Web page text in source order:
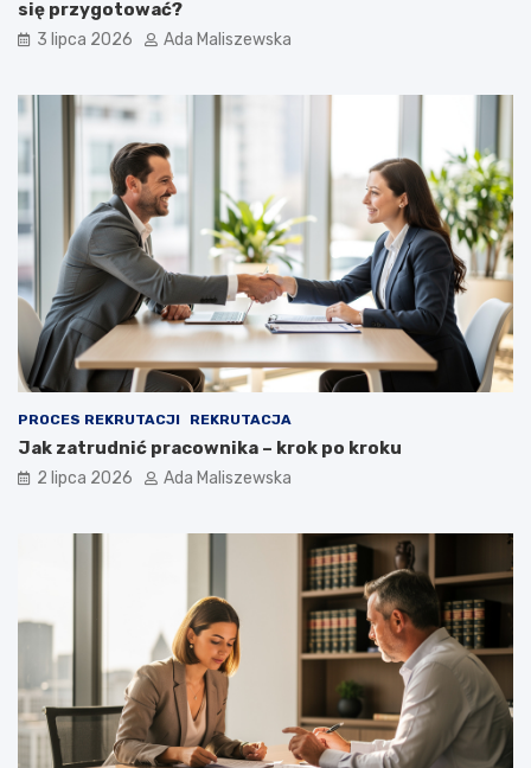
się przygotować?
3 lipca 2026 Ada Maliszewska
PROCES REKRUTACJI REKRUTACJA
Jak zatrudnić pracownika – krok po kroku
2 lipca 2026 Ada Maliszewska